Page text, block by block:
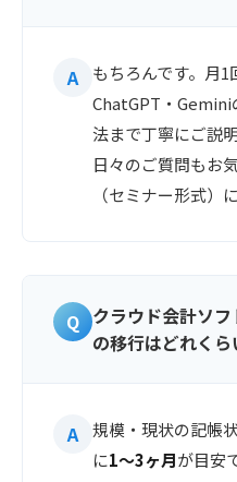
もちろんです。月1
ChatGPT・Gemini
法まで丁寧にご説
日々のご質問もお
（セミナー形式）
クラウド会計ソフ
の移行はどれく
規模・現状の記帳
に1〜3ヶ月が目安